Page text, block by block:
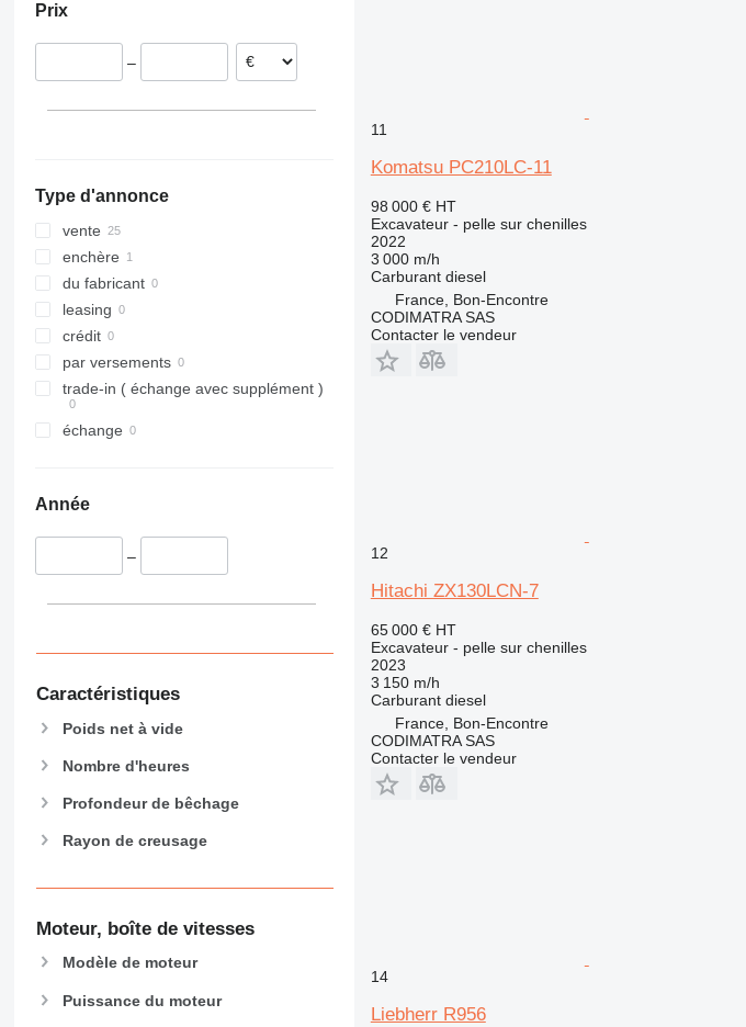
Italie
Belgique
Turquie
Géorgie
Pérou
Colombie
Prix
–
Type d'annonce
vente
enchère
du fabricant
leasing
crédit
par versements
trade-in ( échange avec supplément )
échange
Année
–
Caractéristiques
Poids net à vide
Nombre d'heures
Profondeur de bêchage
Rayon de creusage
Moteur, boîte de vitesses
Modèle de moteur
Puissance du moteur
11
Komatsu PC210LC-11
98 000 € HT
Excavateur - pelle sur chenilles
2022
3 000 m/h
Carburant diesel
France, Bon-Encontre
CODIMATRA SAS
Contacter le vendeur
12
Hitachi ZX130LCN-7
65 000 € HT
Excavateur - pelle sur chenilles
2023
3 150 m/h
Carburant diesel
France, Bon-Encontre
CODIMATRA SAS
Contacter le vendeur
14
Liebherr R956